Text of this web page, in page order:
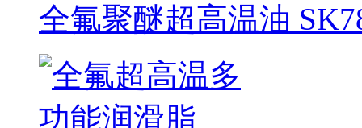
全氟聚醚超高温油